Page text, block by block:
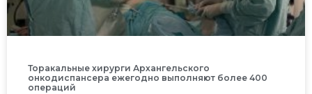
Торакальные хирурги Архангельского
онкодиспансера ежегодно выполняют более 400
операций